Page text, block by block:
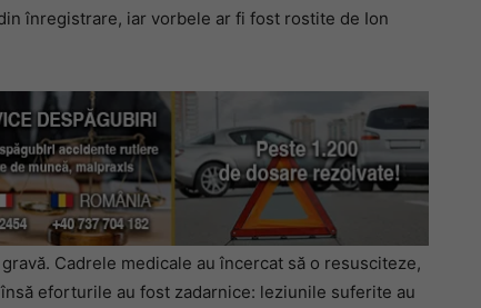
înregistrare, iar vorbele ar fi fost rostite de Ion
Cadrele medicale au încercat să o resusciteze,
eforturile au fost zadarnice: leziunile suferite au